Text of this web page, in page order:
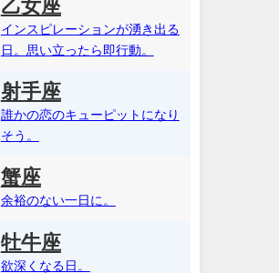
乙女座
インスピレーションが湧き出る
日。思い立ったら即行動。
射手座
誰かの恋のキューピットになり
そう。
蟹座
余裕のない一日に。
牡牛座
欲深くなる日。